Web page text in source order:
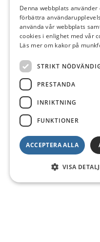
Denna webbplats
förbättra
använda vår webbplats
cookies i enlighet med vår
Läs mer om kakor på
STRIKT
PRESTANDA
INRIKTNING
FUNKTIONER
ACCEPTERA ALLA
VISA